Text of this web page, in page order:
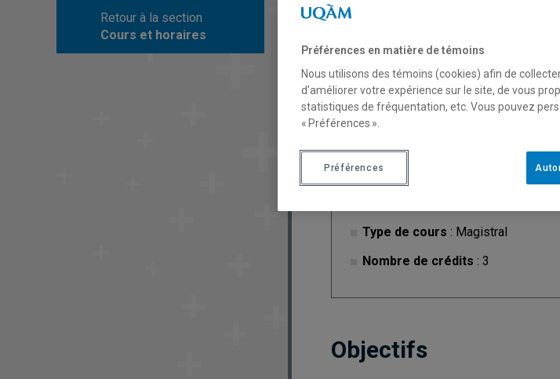
Retour à la section
Cours et horaires
Description Horaire
Type de cours : Magistral
Nombre de crédits : 3
Objectifs
Préférences en matière de témoins
Nous utilisons des témoins (cookies) afin de
d’améliorer votre expérience sur le site, de vous
statistiques de fréquentation, etc. Vous pouvez
« Préférences ».
Préférences